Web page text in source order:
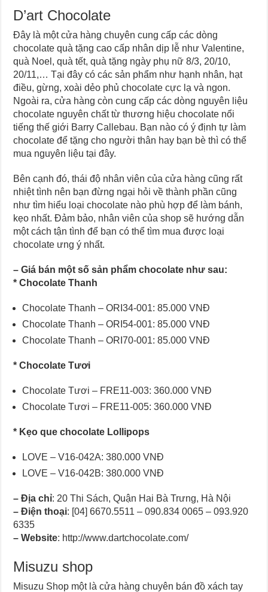
D’art Chocolate
Đây là một cửa hàng chuyên cung cấp các dòng
chocolate quà tặng cao cấp nhân dịp lễ như Valentine,
quà Noel, quà tết, quà tặng ngày phụ nữ 8/3, 20/10,
20/11,… Tại đây có các sản phẩm như hạnh nhân, hạt
điều, gừng, xoài dẻo phủ chocolate cực lạ và ngon.
Ngoài ra, cửa hàng còn cung cấp các dòng nguyên liệu
chocolate nguyên chất từ thương hiệu chocolate nổi
tiếng thế giới Barry Callebau. Bạn nào có ý định tự làm
chocolate để tặng cho người thân hay bạn bè thì có thể
mua nguyên liệu tại đây.
Bên cạnh đó, thái độ nhân viên của cửa hàng cũng rất
nhiệt tình nên bạn đừng ngại hỏi về thành phần cũng
như tìm hiểu loại chocolate nào phù hợp để làm bánh,
kẹo nhất. Đảm bảo, nhân viên của shop sẽ hướng dẫn
một cách tận tình để bạn có thể tìm mua được loại
chocolate ưng ý nhất.
– Giá bán một số sản phẩm chocolate như sau:
* Chocolate Thanh
Chocolate Thanh – ORI34-001: 85.000 VNĐ
Chocolate Thanh – ORI54-001: 85.000 VNĐ
Chocolate Thanh – ORI70-001: 85.000 VNĐ
* Chocolate Tươi
Chocolate Tươi – FRE11-003: 360.000 VNĐ
Chocolate Tươi – FRE11-005: 360.000 VNĐ
* Kẹo que chocolate Lollipops
LOVE – V16-042A: 380.000 VNĐ
LOVE – V16-042B: 380.000 VNĐ
–Địa chỉ: 20 Thi Sách, Quận Hai Bà Trưng, Hà Nội
–Điện thoại: [04] 6670.5511 – 090.834 0065 – 093.920
6335
–Website: http://www.dartchocolate.com/
Misuzu shop
Misuzu Shop một là cửa hàng chuyên bán đồ xách tay